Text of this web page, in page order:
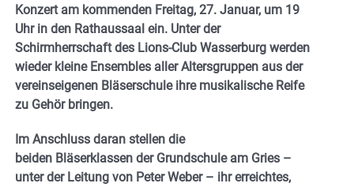
Konzert am kommenden Freitag, 27. Januar, um 19
Uhr in den Rathaussaal ein. Unter der
Schirmherrschaft des Lions-Club Wasserburg werden
wieder kleine Ensembles aller Altersgruppen aus der
vereinseigenen Bläserschule ihre musikalische Reife
zu Gehör bringen.
Im Anschluss daran stellen die
beiden Bläserklassen der Grundschule am Gries –
unter der Leitung von Peter Weber – ihr erreichtes,